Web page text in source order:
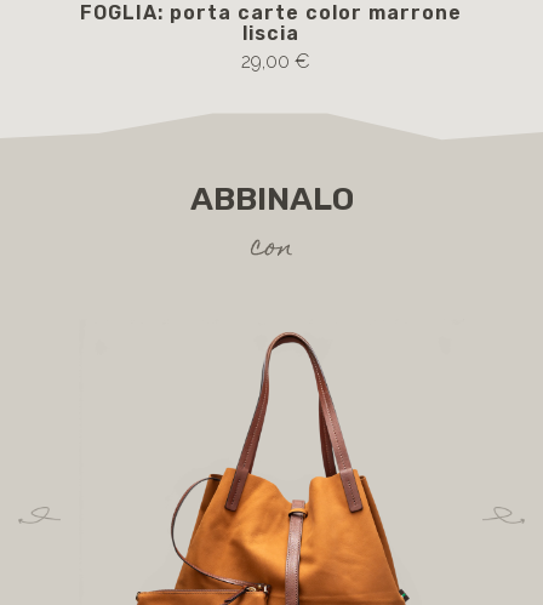
FOGLIA: porta carte color marrone
liscia
29,00 €
ABBINALO
con